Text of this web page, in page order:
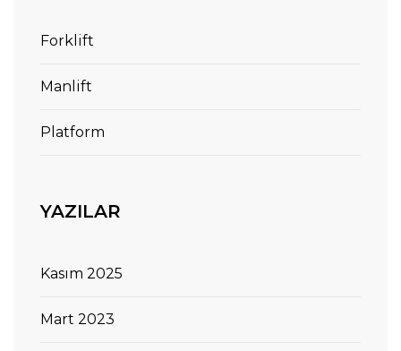
Forklift
Manlift
Platform
YAZILAR
Kasım 2025
Mart 2023